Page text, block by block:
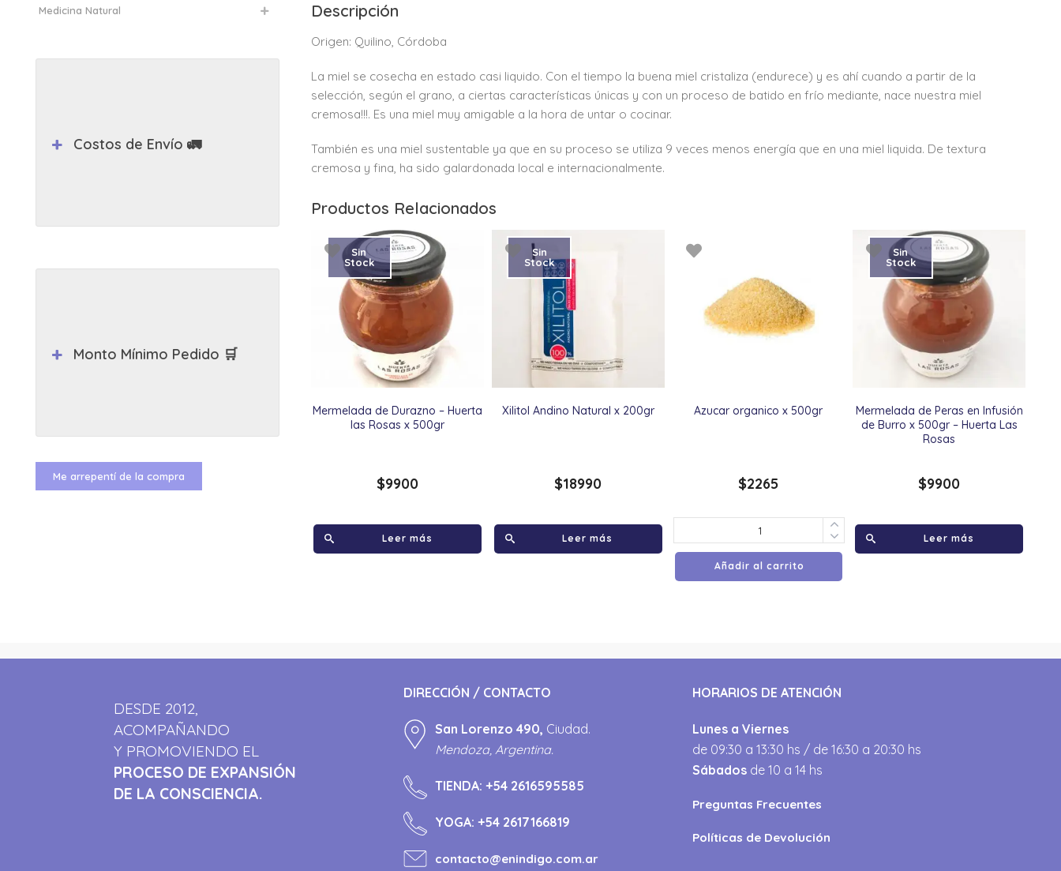
Descripción
Origen: Quilino, Córdoba
La miel se cosecha en estado casi liquido. Con el tiempo la buena miel cristaliza (endurece) y es ahí cuando a partir de la
selección, según el grano, a ciertas características únicas y con un proceso de batido en frío mediante, nace nuestra miel
cremosa!!!. Es una miel muy amigable a la hora de untar o cocinar.
También es una miel sustentable ya que en su proceso se utiliza 9 veces menos energía que en una miel liquida. De textura
cremosa y fina, ha sido galardonada local e internacionalmente.
Productos Relacionados
Mermelada de Durazno – Huerta
las Rosas x 500gr
Sin
Stock
$9900
Leer más
Xilitol Andino Natural x 200gr
Sin
Stock
$18990
Leer más
Azucar organico x 500gr
$2265
Añadir al carrito
Mermelada de Peras en Infusión
de Burro x 500gr – Huerta Las
Rosas
Sin
Stock
$9900
Leer más
Medicina Natural
Costos de Envío 🚛
Monto Mínimo Pedido 🛒
Me arrepentí de la compra
DESDE 2012,
ACOMPAÑANDO
Y PROMOVIENDO EL
PROCESO DE EXPANSIÓN
DE LA CONSCIENCIA.
DIRECCIÓN / CONTACTO
San Lorenzo 490, Ciudad.
Mendoza, Argentina.
TIENDA: +54 2616595585
YOGA: +54 2617166819
contacto@enindigo.com.ar
HORARIOS DE ATENCIÓN
Lunes a Viernes
de 09:30 a 13:30 hs / de 16:30 a 20:30 hs
Sábados de 10 a 14 hs
Preguntas Frecuentes
Políticas de Devolución